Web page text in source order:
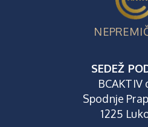
SEDEŽ
BCAKTIV
Spodnje
1225